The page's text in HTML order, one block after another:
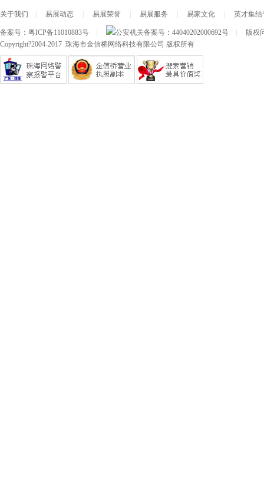
关于我们 易展动态 易展荣誉 易展服务 易家文化 英才集结
备案号： 粤ICP备11010883号 公安机关备案号： 44040202000692号
版权
Copyright?2004-2017 珠海市金信桥网络科技有限公司 版权所有